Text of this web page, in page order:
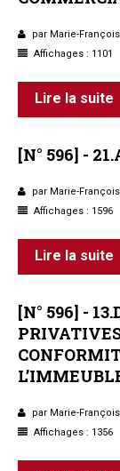
par Marie-
Affichages : 1101
Lire la suite
[N° 596] -
par Marie-
Affichages : 1596
Lire la suite
[N° 596] -
par Marie-
Affichages : 1356